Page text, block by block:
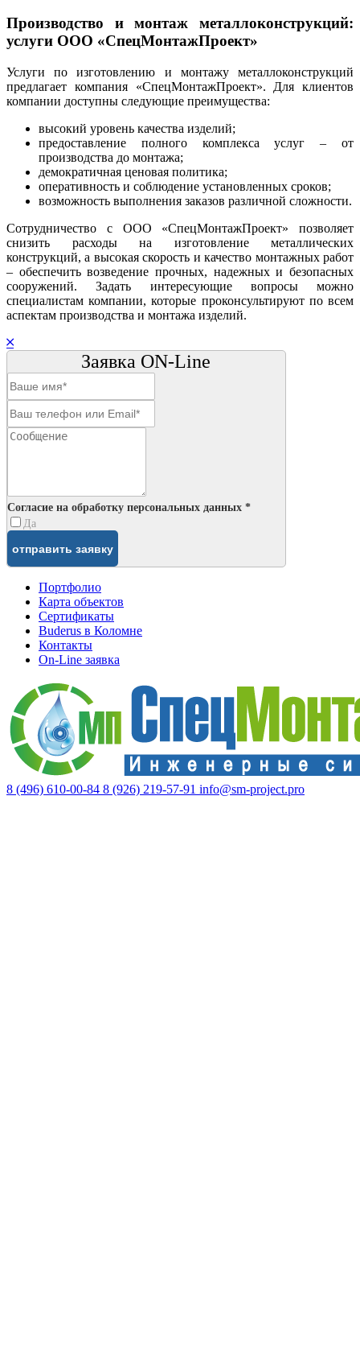
Производство и монтаж металлоконструкций:
услуги ООО «СпецМонтажПроект»
Услуги по изготовлению и монтажу металлоконструкций
предлагает компания «СпецМонтажПроект». Для клиентов
компании доступны следующие преимущества:
высокий уровень качества изделий;
предоставление полного комплекса услуг – от
производства до монтажа;
демократичная ценовая политика;
оперативность и соблюдение установленных сроков;
возможность выполнения заказов различной сложности.
Сотрудничество с ООО «СпецМонтажПроект» позволяет
снизить расходы на изготовление металлических
конструкций, а высокая скорость и качество монтажных работ
– обеспечить возведение прочных, надежных и безопасных
сооружений. Задать интересующие вопросы можно
специалистам компании, которые проконсультируют по всем
аспектам производства и монтажа изделий.
Заявка ON-Line
Согласие на обработку персональных данных *
Да
Портфолио
Карта объектов
Сертификаты
Buderus в Коломне
Контакты
On-Line заявка
8 (496) 610-00-84 8 (926) 219-57-91 info@sm-project.pro